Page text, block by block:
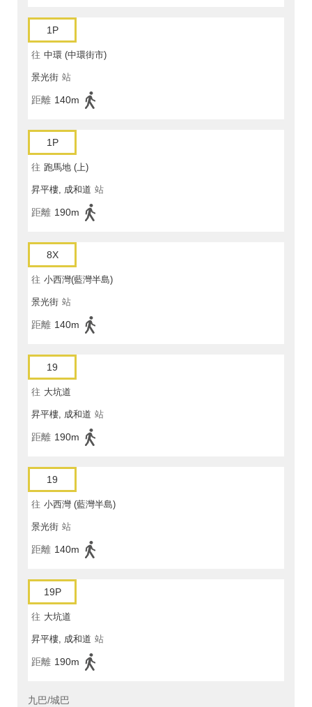
1P
往 中環 (中環街市)
景光街 站
距離 140m
1P
往 跑馬地 (上)
昇平樓, 成和道 站
距離 190m
8X
往 小西灣(藍灣半島)
景光街 站
距離 140m
19
往 大坑道
昇平樓, 成和道 站
距離 190m
19
往 小西灣 (藍灣半島)
景光街 站
距離 140m
19P
往 大坑道
昇平樓, 成和道 站
距離 190m
九巴/城巴